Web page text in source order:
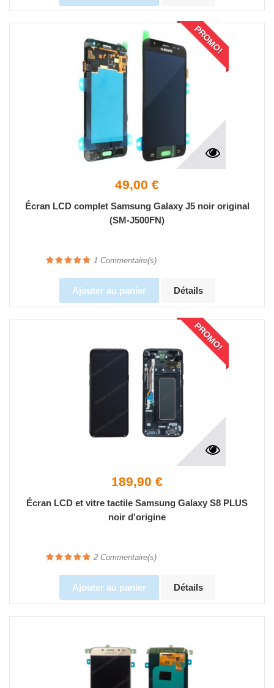
PROMO!
49,00 €
Écran LCD complet Samsung Galaxy J5 noir original
(SM-J500FN)
1 Commentaire(s)
Ajouter au panier Détails
PROMO!
189,90 €
Écran LCD et vitre tactile Samsung Galaxy S8 PLUS
noir d'origine
2 Commentaire(s)
Ajouter au panier Détails